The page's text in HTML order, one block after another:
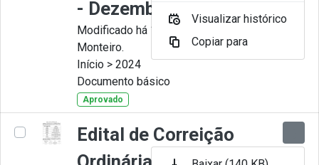
- Dezembro
Modificado há 11 Meses por Juliana
Monteiro.
Início > 2024
Documento básico
Aprovado
Edital de Correição
Visualizar histórico
Copiar para